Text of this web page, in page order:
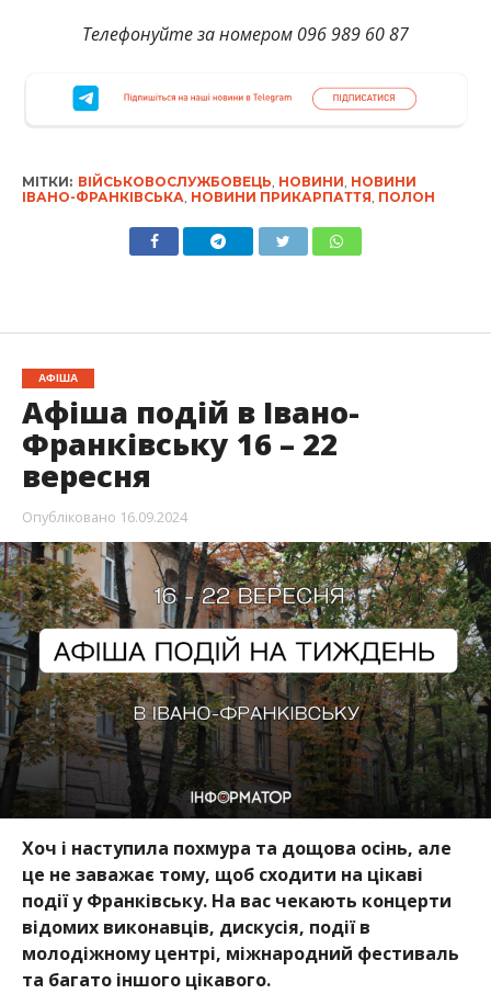
Телефонуйте за номером 096 989 60 87
МІТКИ: ВІЙСЬКОВОСЛУЖБОВЕЦЬ, НОВИНИ, НОВИНИ
ІВАНО-ФРАНКІВСЬКА, НОВИНИ ПРИКАРПАТТЯ, ПОЛОН
АФІША
Афіша подій в Івано-
Франківську 16 – 22
вересня
Опубліковано 16.09.2024
Хоч і наступила похмура та дощова осінь, але
це не заважає тому, щоб сходити на цікаві
події у Франківську. На вас чекають концерти
відомих виконавців, дискусія, події в
молодіжному центрі, міжнародний фестиваль
та багато іншого цікавого.